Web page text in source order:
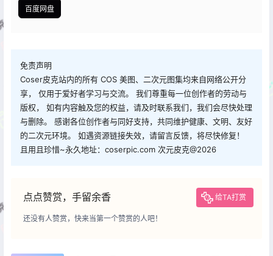
百度网盘
免责声明
Coser皮克站内的所有 COS 美图、二次元图集均来自网络公开分
享， 仅用于爱好者学习与交流。 我们尊重每一位创作者的劳动与
版权， 如有内容触及您的权益，请及时联系我们，我们会尽快处理
与删除。 感谢各位创作者与同好支持，共同维护健康、文明、友好
的二次元环境。 如遇资源链接失效，请留言反馈，将尽快修复！
且用且珍惜~永久地址：coserpic.com 次元皮克@2026
点点赞赏，手留余香 给TA打赏
还没有人赞赏，快来当第一个赞赏的人吧！